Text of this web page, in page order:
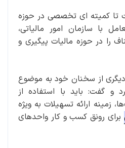
تا کمیته ای تخصصی در حوزه
با سازمان امور مالیاتی،
را در حوزه مالیات پیگیری و
از سخنان خود به موضوع
و گفت: باید با استفاده از
زمینه ارائه تسهیلات به ویژه
برای رونق کسب و کار واحدهای